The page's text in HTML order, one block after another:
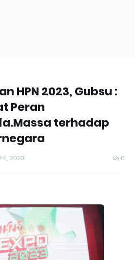
HPN 2023, Gubsu :
Peran
terhadap
2023 0